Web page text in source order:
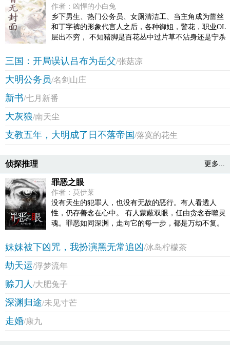
作者：凶悍的小白兔
乡下男生、热门公务员、女厕清洁工、当主角成为蕾丝
和丁字裤的形象代言人之后，各种御姐，警花，职业OL
层出不穷， 不知猪脚是百花丛中过片草不沾身还是宁杀
么办？49846924群号 每天最少两更，持续更新，绝不会
太监的，读者大大们可以放一万个心收藏，养肥了再
说。 ，欢迎指教，讨论哦
三国：开局误认吕布为岳父/张菇凉
大明公务员/名剑山庄
新书/七月新番
大灰狼/南天尘
支教五年，大明成了日不落帝国/落寞的花生
侦探推理 更多...
罪恶之眼
作者：莫伊莱
没有天生的犯罪人，也没有无故的恶行。有人看透人
性，仍存善念在心中。 有人蒙蔽双眼，任由贪念吞噬灵
魂。罪恶如同深渊，走向它的每一步，都是万劫不复。
愉快的小说哟~看我诚恳的脸！ (づ??????)づ】
妹妹被下凶咒，我扮演黑无常追凶/冰岛柠檬茶
劫天运/浮梦流年
赊刀人/大肥兔子
深渊归途/未见寸芒
走婚/康九